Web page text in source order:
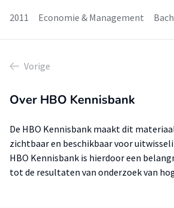
2011
Economie & Management
Vorige
Over HBO Kennisbank
De HBO Kennisbank maakt dit
zichtbaar en beschikbaar voor
HBO Kennisbank is hierdoor een
tot de resultaten van onderzoek van